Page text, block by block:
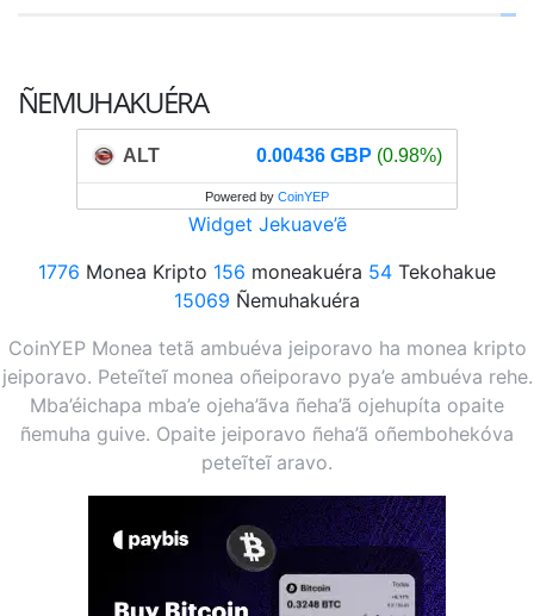
ÑEMUHAKUÉRA
ALT 0.00436 GBP (0.98%)
Powered by CoinYEP
Widget Jekuave’ẽ
1776 Monea Kripto 156 moneakuéra 54 Tekohakue
15069 Ñemuhakuéra
CoinYEP Monea tetã ambuéva jeiporavo ha monea kripto
jeiporavo. Peteĩteĩ monea oñeiporavo pya’e ambuéva rehe.
Mba’éichapa mba’e ojeha’ãva ñeha’ã ojehupíta opaite
ñemuha guive. Opaite jeiporavo ñeha’ã oñembohekóva
peteĩteĩ aravo.